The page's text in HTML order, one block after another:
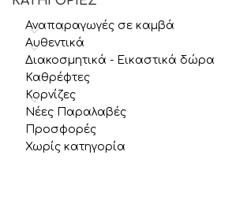
Αναπαραγωγές σε καμβά
Αυθεντικά
Διακοσμητικά - Εικαστικά δώρα
Καθρέφτες
Κορνίζες
Νέες Παραλαβές
Προσφορές
Χωρίς κατηγορία